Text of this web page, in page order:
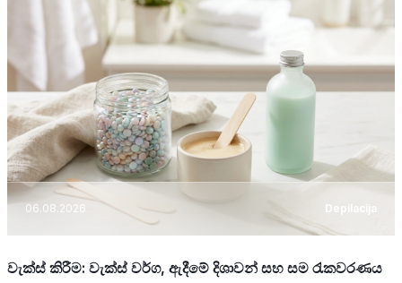
06.08.2026 Depilacija
වැක්ස් කිරීම: වැක්ස් වර්ග, ඇදීමේ දිශාවන් සහ සම රැකවරණය